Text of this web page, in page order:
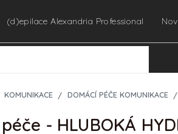
(d)epilace Alexandria Professional
KOMUNIKACE DOMÁCÍ PÉČE KOMUNIKACE
- HLUBOKÁ